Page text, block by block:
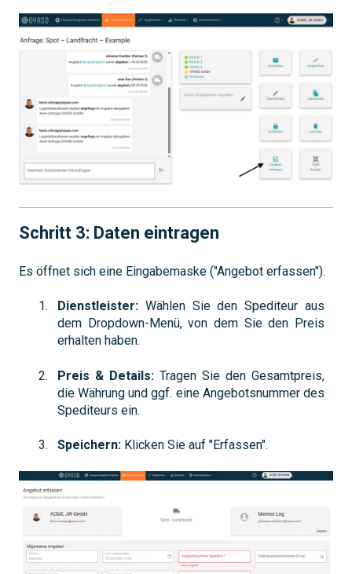
Schritt 3: Daten eintragen
Es öffnet sich eine Eingabemaske ("Angebot erfassen").
Dienstleister: Wählen Sie den Spediteur aus
dem Dropdown-Menü, von dem Sie den Preis
erhalten haben.
Preis & Details:Tragen Sie den Gesamtpreis,
die Währung und ggf. eine Angebotsnummer des
Spediteurs ein.
Speichern: Klicken Sie auf "Erfassen".